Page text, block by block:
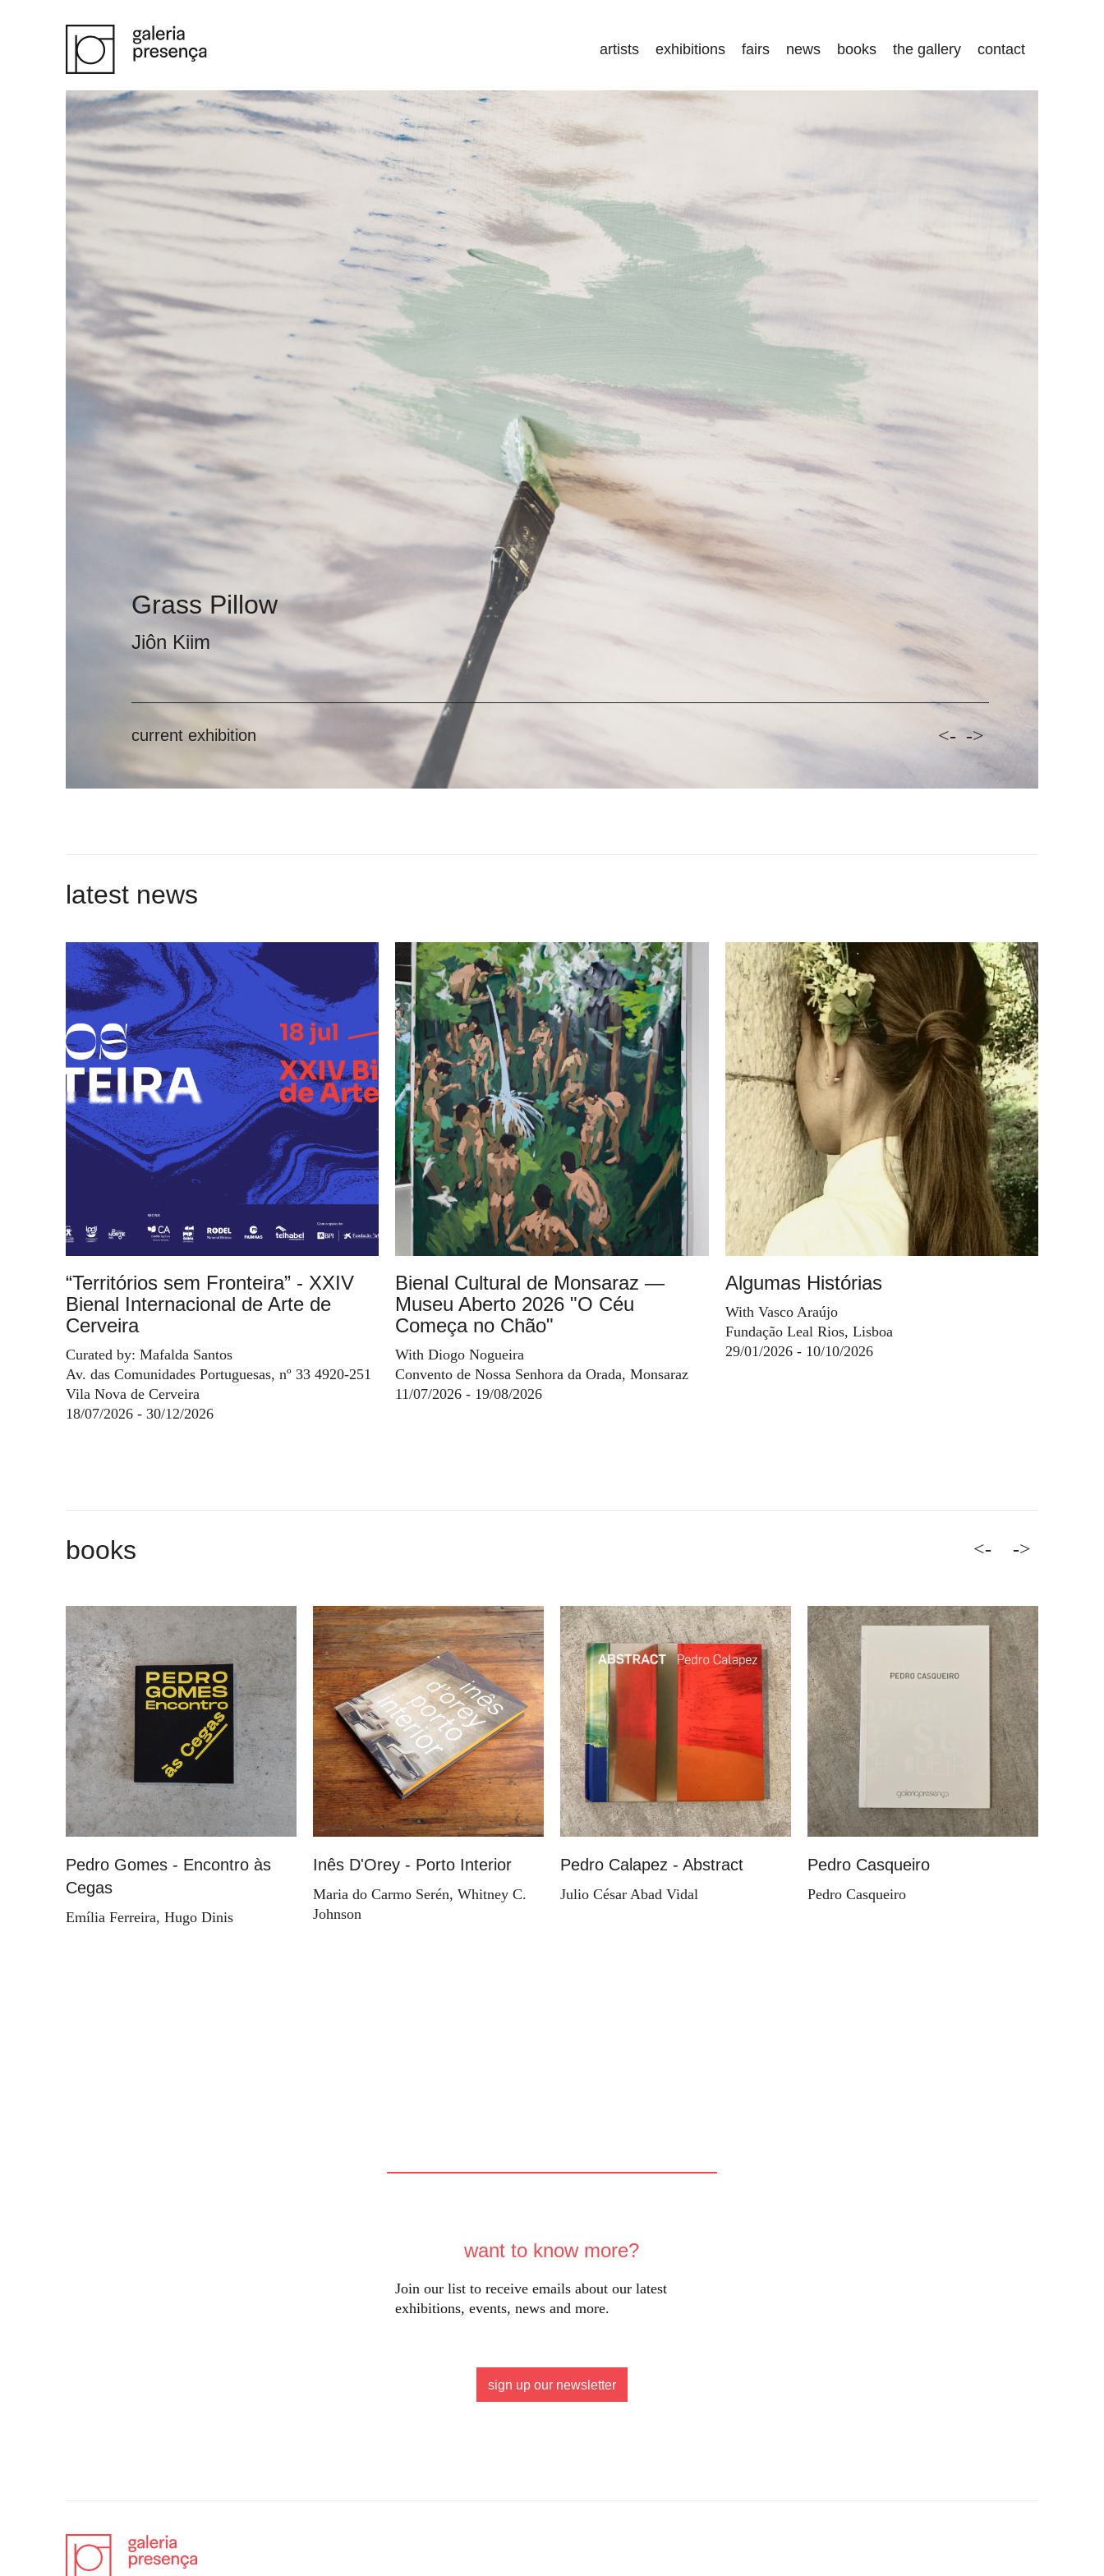
artists exhibitions fairs news books the gallery contact
Grass Pillow
Jiôn Kiim
current exhibition <- ->
latest news
“Territórios sem Fronteira” - XXIV
Bienal Internacional de Arte de
Cerveira
Curated by: Mafalda Santos
Av. das Comunidades Portuguesas, nº 33 4920-251
Vila Nova de Cerveira
18/07/2026 - 30/12/2026
Bienal Cultural de Monsaraz —
Museu Aberto 2026 "O Céu
Começa no Chão"
With Diogo Nogueira
Convento de Nossa Senhora da Orada, Monsaraz
11/07/2026 - 19/08/2026
Algumas Histórias
With Vasco Araújo
Fundação Leal Rios, Lisboa
29/01/2026 - 10/10/2026
books <-
Pedro Gomes - Encontro às
Cegas
Emília Ferreira, Hugo Dinis
Inês D'Orey - Porto Interior
Maria do Carmo Serén, Whitney C.
Johnson
Pedro Calapez - Abstract
Julio César Abad Vidal
Pedro Casqueiro
Pedro Casqueiro
->
want to know more?
Join our list to receive emails about our latest
exhibitions, events, news and more.
sign up our newsletter